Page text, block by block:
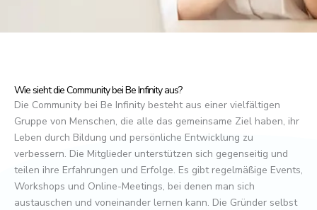
Wie sieht die Community bei Be Infinity aus?
Die Community bei Be Infinity besteht aus einer vielfältigen
Gruppe von Menschen, die alle das gemeinsame Ziel haben, ihr
Leben durch Bildung und persönliche Entwicklung zu
verbessern. Die Mitglieder unterstützen sich gegenseitig und
teilen ihre Erfahrungen und Erfolge. Es gibt regelmäßige Events,
Workshops und Online-Meetings, bei denen man sich
austauschen und voneinander lernen kann. Die Gründer selbst